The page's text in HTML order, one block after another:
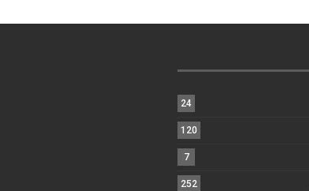
24
120
7
252